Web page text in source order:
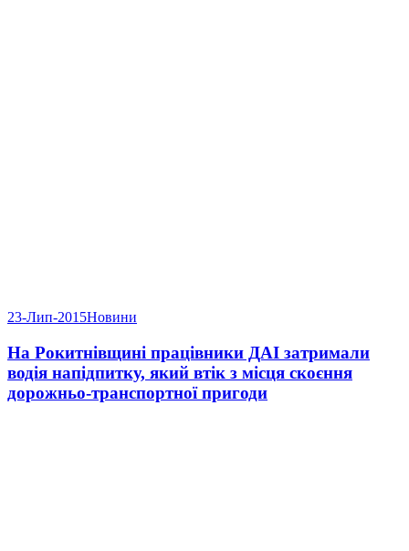
23-Лип-2015Новини
На Рокитнівщині працівники ДАІ затримали
водія напідпитку, який втік з місця скоєння
дорожньо-транспортної пригоди